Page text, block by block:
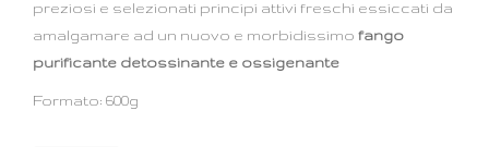
preziosi e selezionati principi attivi freschi essiccati da
amalgamare ad un nuovo e morbidissimo fango
purificante detossinante e ossigenante
Formato: 600g